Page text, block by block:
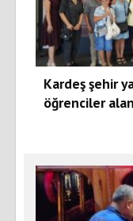
Kardeş şehir
öğrenciler